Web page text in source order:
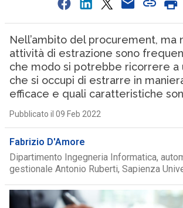
Nell’ambito del procurement, ma
attività di estrazione sono
che modo si potrebbe ricorrere a
che si occupi di estrarre in
efficace e quali caratteristiche
Pubblicato il 09 Feb 2022
Fabrizio D'Amore
Dipartimento Ingegneria Informatica,
gestionale Antonio Ruberti, Sapienza